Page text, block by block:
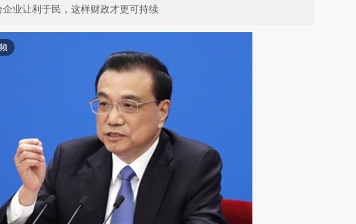
业让利于民，这样财政才更可持续